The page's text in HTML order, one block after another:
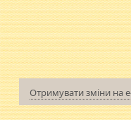
Отримувати зміни на